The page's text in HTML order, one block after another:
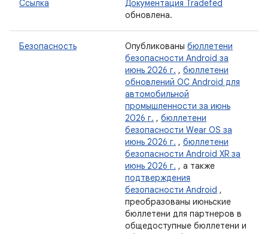
Ссылка
Документация Tradefed
обновлена.
Безопасность Опубликованы бюллетени
безопасности Android за
июнь 2026 г. , бюллетени
обновлений ОС Android для
автомобильной
промышленности за июнь
2026 г. , бюллетени
безопасности Wear OS за
июнь 2026 г. , бюллетени
безопасности Android XR за
июнь 2026 г. , а также
подтверждения
безопасности Android ,
преобразованы июньские
бюллетени для партнеров в
общедоступные бюллетени и